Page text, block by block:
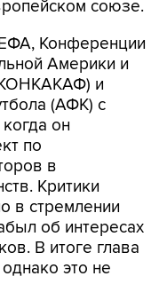
Конференции
и
(АФК) с
он
по
в
Критики
в стремлении
об интересах
В итоге глава
это не